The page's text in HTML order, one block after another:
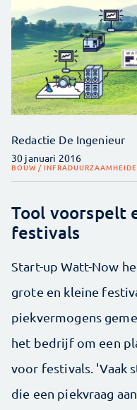
Redactie De Ingenieur
30 januari 2016
BOUW / INFRADUURZAAMHEID
Tool voorspelt
festivals
Start-up Watt-Now
grote en kleine
piekvermogens
het bedrijf om een
voor festivals. 'Vaak
die een piekvraag